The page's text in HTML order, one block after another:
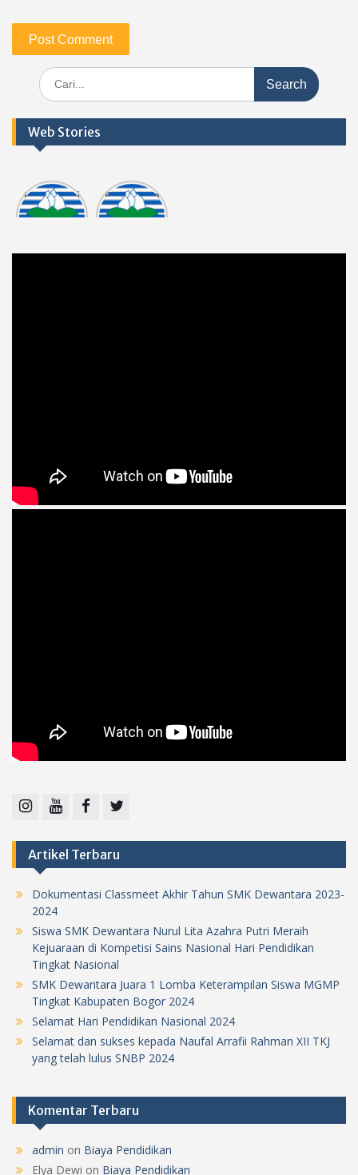
Search
for:
Web Stories
Informasi
Dokumen
tasi
Artikel Terbaru
Dokumentasi Classmeet Akhir Tahun SMK Dewantara 2023-
2024
Siswa SMK Dewantara Nurul Lita Azahra Putri Meraih
Kejuaraan di Kompetisi Sains Nasional Hari Pendidikan
Tingkat Nasional
SMK Dewantara Juara 1 Lomba Keterampilan Siswa MGMP
Tingkat Kabupaten Bogor 2024
Selamat Hari Pendidikan Nasional 2024
Selamat dan sukses kepada Naufal Arrafii Rahman XII TKJ
yang telah lulus SNBP 2024
Komentar Terbaru
admin on Biaya Pendidikan
Elya Dewi on Biaya Pendidikan